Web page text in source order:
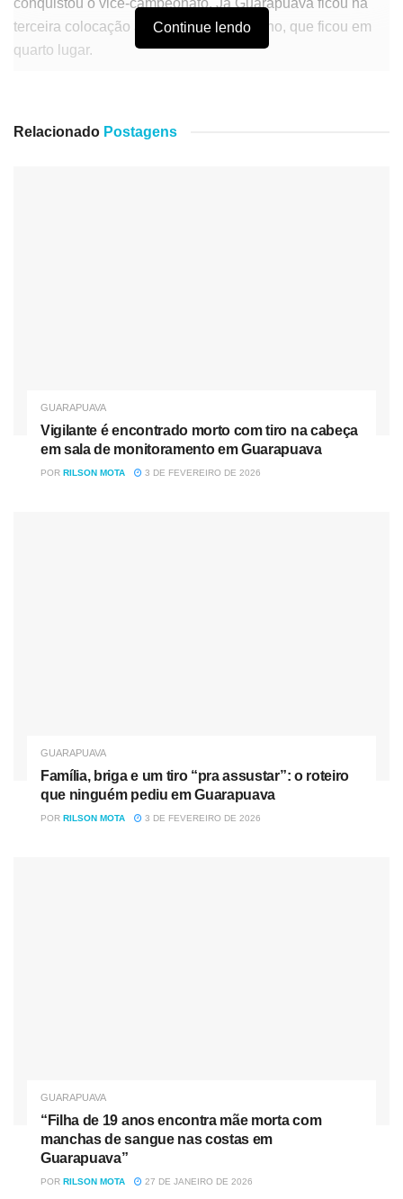
terceira colocação ao vencer Chopinzinho, que ficou em
quarto lugar.
isso ajudou bastante as nossas equipes, principalmente as
Continue lendo
Relacionado Postagens
GUARAPUAVA
Vigilante é encontrado morto com tiro na cabeça
em sala de monitoramento em Guarapuava
POR RILSON MOTA 3 DE FEVEREIRO DE 2026
GUARAPUAVA
Família, briga e um tiro “pra assustar”: o roteiro
que ninguém pediu em Guarapuava
POR RILSON MOTA 3 DE FEVEREIRO DE 2026
GUARAPUAVA
“Filha de 19 anos encontra mãe morta com
manchas de sangue nas costas em
Guarapuava”
POR RILSON MOTA 27 DE JANEIRO DE 2026